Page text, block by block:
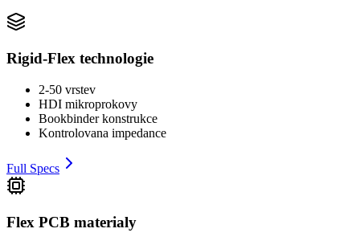
Rigid-Flex technologie
2-50 vrstev
HDI mikroprokovy
Bookbinder konstrukce
Kontrolovana impedance
Full Specs
Flex PCB materialy